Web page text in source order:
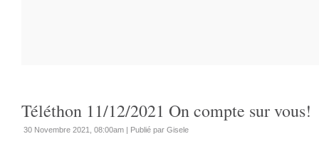
Téléthon 11/12/2021 On compte sur vous!
30 Novembre 2021, 08:00am | Publié par Gisele